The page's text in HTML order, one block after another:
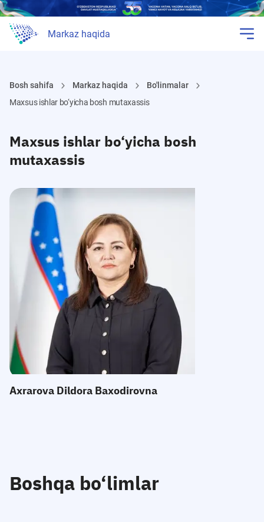
Markaz haqida
Bosh sahifa Markaz haqida
Bo'linmalar
Maxsus ishlar bo‘yicha bosh mutaxassis
Maxsus ishlar bo‘yicha bosh
mutaxassis
Telefon
Qabul
Axrarova Dildora Baxodirovna
Boshqa bo‘limlar